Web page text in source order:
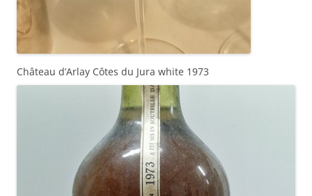
Château d’Arlay Côtes du Jura white 1973